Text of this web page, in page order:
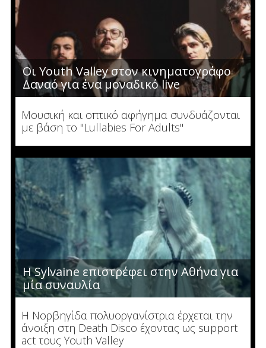
Οι Youth Valley στον κινηματογράφο
Δαναό για ένα μοναδικό live
Mουσική και οπτικό αφήγημα συνδυάζονται
με βάση το "Lullabies For Adults"
Η Sylvaine επιστρέφει στην Αθήνα για
μία συναυλία
Η Νορβηγίδα πολυοργανίστρια έρχεται την
άνοιξη στη Death Disco έχοντας ως support
act τους Youth Valley